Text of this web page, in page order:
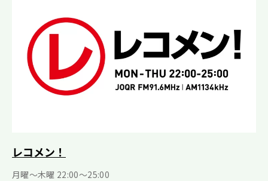
レコメン！
月曜〜木曜 22:00〜25:00